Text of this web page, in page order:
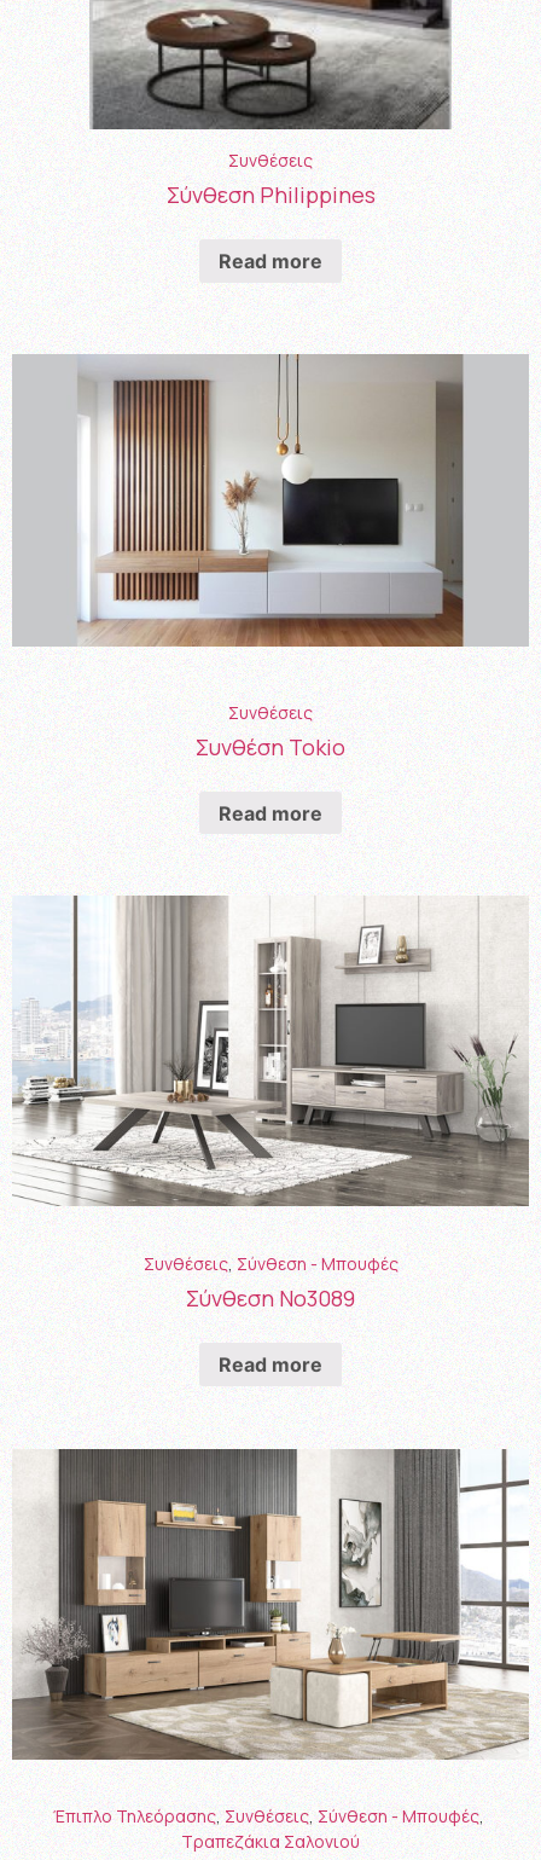
Συνθέσεις
Σύνθεση Philippines
Read more
Συνθέσεις
Συνθέση Tokio
Read more
Συνθέσεις,Σύνθεση - Μπουφές
Σύνθεση Νο3089
Read more
Έπιπλο Τηλεόρασης,Συνθέσεις,Σύνθεση - Μπουφές,
Τραπεζάκια Σαλονιού